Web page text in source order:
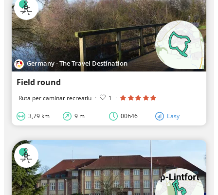
Germany - The Travel Destination
Field round
Ruta per caminar recreatiu · 1 ·
3,79 km 9 m 00h46 Easy